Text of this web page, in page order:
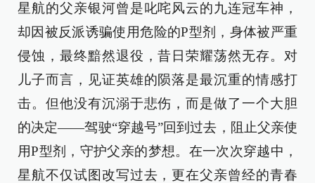
星航的父亲银河曾是叱咤风云的九连冠车神，
却因被反派诱骗使用危险的P型剂，身体被严重
侵蚀，最终黯然退役，昔日荣耀荡然无存。对
儿子而言，见证英雄的陨落是最沉重的情感打
击。但他没有沉溺于悲伤，而是做了一个大胆
的决定——驾驶“穿越号”回到过去，阻止父亲使
用P型剂，守护父亲的梦想。在一次次穿越中，
星航不仅试图改写过去，更在父亲曾经的青春